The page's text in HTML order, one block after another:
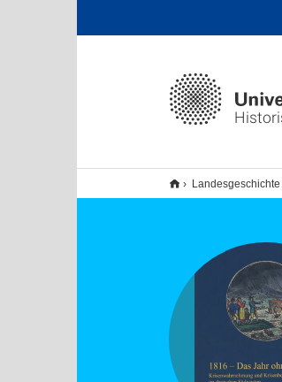
Landesgeschichte